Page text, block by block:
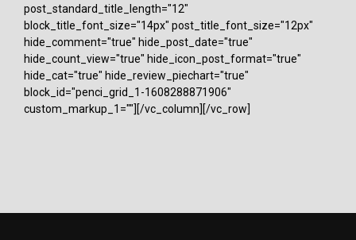
post_standard_title_length="12"
block_title_font_size="14px" post_title_font_size="12px"
hide_comment="true" hide_post_date="true"
hide_count_view="true" hide_icon_post_format="true"
hide_cat="true" hide_review_piechart="true"
block_id="penci_grid_1-1608288871906"
custom_markup_1=""][/vc_column][/vc_row]